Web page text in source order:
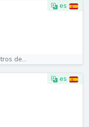
es
de...
es